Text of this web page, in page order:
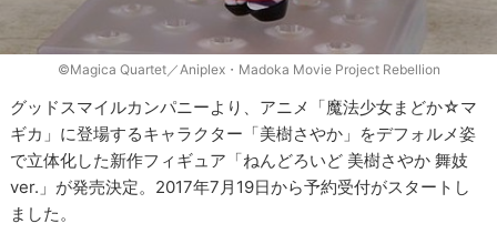
©Magica Quartet／Aniplex・Madoka Movie Project Rebellion
グッドスマイルカンパニーより、アニメ「魔法少女まどか☆マ
ギカ」に登場するキャラクター「美樹さやか」をデフォルメ姿
で立体化した新作フィギュア「ねんどろいど 美樹さやか 舞妓
ver.」が発売決定。2017年7月19日から予約受付がスタートし
ました。